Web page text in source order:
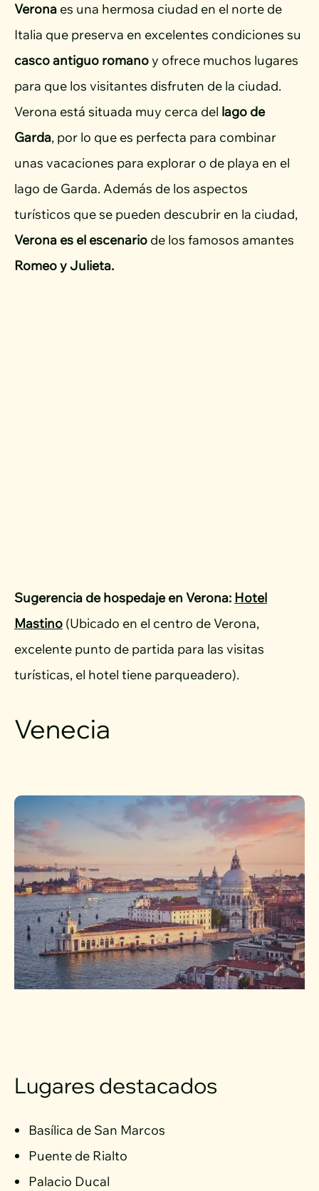
Verona es una hermosa ciudad en el norte de
Italia que preserva en excelentes condiciones su
casco antiguo romanoy ofrece muchos lugares
para que los visitantes disfruten de la ciudad.
Verona está situada muy cerca del lago de
Garda, por lo que es perfecta para combinar
unas vacaciones para explorar o de playa en el
lago de Garda. Además de los aspectos
turísticos que se pueden descubrir en la ciudad,
Verona es el escenario de los famosos amantes
Romeo y Julieta.
Sugerencia de hospedaje en Verona: Hotel
Mastino (Ubicado en el centro de Verona,
excelente punto de partida para las visitas
turísticas, el hotel tiene parqueadero).
Venecia
Lugares destacados
Basílica de San Marcos
Puente de Rialto
Palacio Ducal